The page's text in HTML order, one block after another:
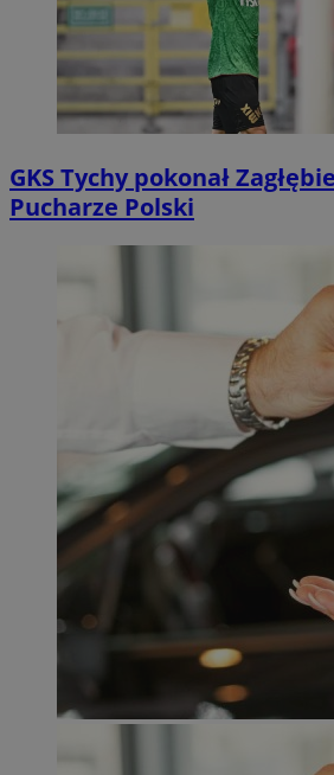
GKS Tychy pokonał
Pucharze Polski